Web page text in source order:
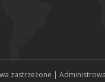
zastrzeżone |